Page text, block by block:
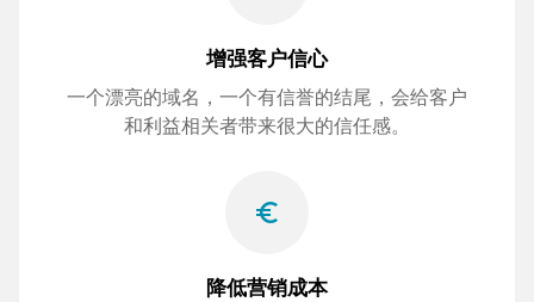
增强客户信心
一个漂亮的域名，一个有信誉的结尾，会给客户
和利益相关者带来很大的信任感。
euro_symbol
降低营销成本